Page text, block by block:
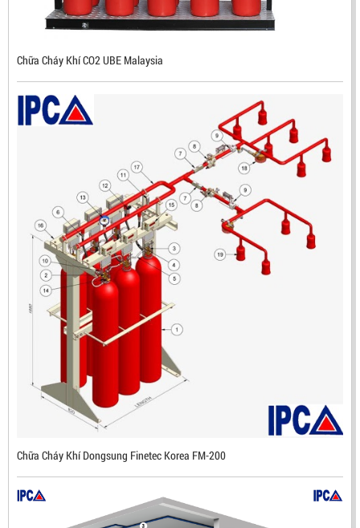
Mã sản phẩm: RX500
ĐẦU BÁO LỬA CHỐNG NỔ IR3- DX500 (MEKASENTRON
KOREA)
Mã sản phẩm: DX500
Chữa Cháy Khí CO2 UBE Malaysia
Chữa Cháy Khí Dongsung Finetec Korea FM-200